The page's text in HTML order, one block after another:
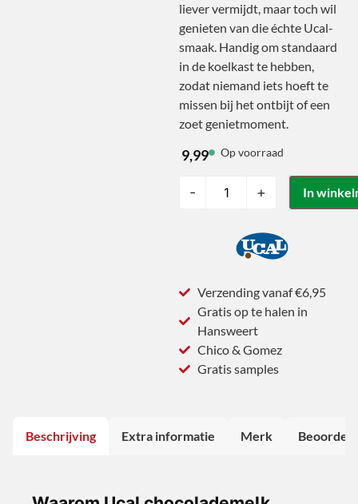
liever vermijdt, maar toch wil
genieten van die échte Ucal-
smaak. Handig om standaard
in de koelkast te hebben,
zodat niemand iets hoeft te
missen bij het ontbijt of een
zoet genietmoment.
9,99 Op voorraad
- + In
Verzending vanaf €6,95
Gratis op te halen in
Hansweert
Chico & Gomez
Gratis samples
Beschrijving Extra informatie Merk